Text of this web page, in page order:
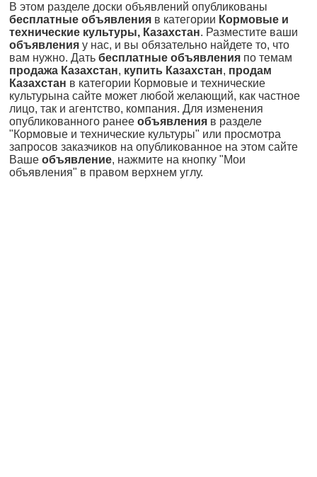
В этом разделе доски объявлений опубликованы
бесплатные объявления в категории Кормовые и
технические культуры, Казахстан. Разместите ваши
объявления у нас, и вы обязательно найдете то, что
вам нужно. Дать бесплатные объявления по темам
продажа Казахстан, купить Казахстан, продам
Казахстан в категории Кормовые и технические
культурына сайте может любой желающий, как частное
лицо, так и агентство, компания. Для изменения
опубликованного ранее объявления в разделе
"Кормовые и технические культуры" или просмотра
запросов заказчиков на опубликованное на этом сайте
Ваше объявление, нажмите на кнопку "Мои
объявления" в правом верхнем углу.